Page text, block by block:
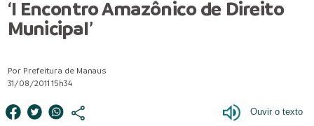
‘I Encontro Amazônico de Direito
Municipal’
Por Prefeitura de Manaus
31/08/2011 15h34